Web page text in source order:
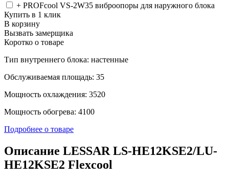
+ PROFcool VS-2W35 виброопоры для наружного блока
Купить в 1 клик
В корзину
Вызвать замерщика
Коротко о товаре
Тип внутреннего блока: настенные
Обслуживаемая площадь: 35
Мощность охлаждения: 3520
Мощность обогрева: 4100
Подробнее о товаре
Описание LESSAR LS-HE12KSE2/LU-
HE12KSE2 Flexcool